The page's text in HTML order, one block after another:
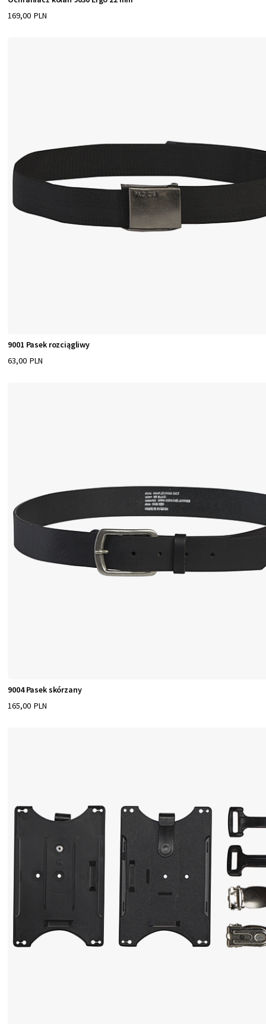
169,00 PLN
9001 Pasek rozciągliwy
63,00 PLN
9004 Pasek skórzany
165,00 PLN